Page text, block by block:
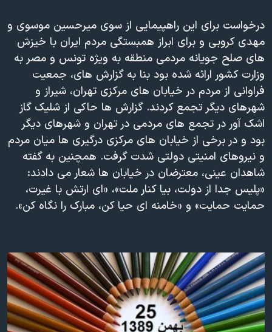
ویدیوها
فرهنگ و زندگی
حقوق شهروندی
اقتصادی
علم و فناوری
اسرائیل در جنگ
گالری عکس
آرشیو پخش زنده
بایگانی برنامه‌های تلویزیونی
مستندها
انتخابات ریاست جمهوری آمریکا ۲۰۲۴
حمله جمهوری اسلامی به اسرائیل
رمز مهسا
ورزش زنان در ایران
اعتراضات زن، زندگی، آزادی
مجموعه مستندهای دادخواهی
تریبونال مردمی آبان ۹۸
قانون شفافیت دارائی کادر رهبری ایران
اعتراضات مردمی آبان ۹۸
اسرائیل در جنگ
یادگیری زبان انگلیسی
دنبال کنید
زبانهای مختلف
درخواست برای این راهپیمایی از سوی میرحسین موسوی و
مهدی کروبی و برای ابراز همبستگی مردم ایران با خیزش
های صلح جویانه مردمی منطقه به ویژه تونس و مصر به
وزارت کشور ارائه شده بود بنا به گزارش های، جمعیت
فراوانی از مردم در خیابان های مرکزی تهران، شیراز و
شهرهای ديگر تجمع کردند. گزارش ها حاکی از شلیک گاز
اشک آور در تجمع های مردمی در تهران و شهرهای ديگر
بود و در برخی از خیابان های مرکزی درگیری ها میان مردم
و نیروهای امنیتی دولتی شدت گرفت. همچنین به گفته
شاهدان عینی، معترضان در خیابان ها شعار می دادند:
«پلیس جدا از دولت، بیا کنار ملت»، «ای ارتش با غیرت،
حمایت حمایت» و «خامنه ای حیا کن، مبارک را نگاه کن».